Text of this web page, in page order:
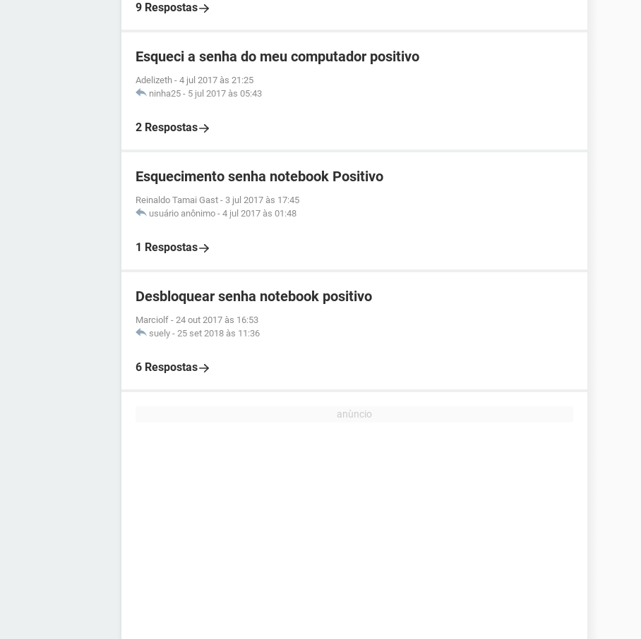
9 Respostas
Esqueci a senha do meu computador positivo
Adelizeth - 4 jul 2017 às 21:25
ninha25 - 5 jul 2017 às 05:43
2 Respostas
Esquecimento senha notebook Positivo
Reinaldo Tamai Gast - 3 jul 2017 às 17:45
usuário anônimo - 4 jul 2017 às 01:48
1 Respostas
Desbloquear senha notebook positivo
Marciolf - 24 out 2017 às 16:53
suely - 25 set 2018 às 11:36
6 Respostas